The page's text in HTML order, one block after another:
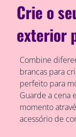
Crie o
exterior
Combine
brancas para
perfeito para
Guarde a cena
momento
acessório de